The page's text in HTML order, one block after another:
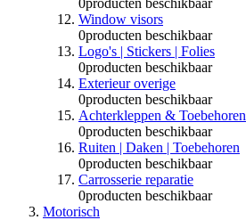
0producten beschikbaar
Window visors
0producten beschikbaar
Logo's | Stickers | Folies
0producten beschikbaar
Exterieur overige
0producten beschikbaar
Achterkleppen & Toebehoren
0producten beschikbaar
Ruiten | Daken | Toebehoren
0producten beschikbaar
Carrosserie reparatie
0producten beschikbaar
Motorisch